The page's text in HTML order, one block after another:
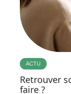
ACTU
Retrouver
faire ?